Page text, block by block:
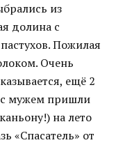
из
долина с
Пожилая
Очень
ещё 2
с мужем пришли
на лето
«Спасатель» от